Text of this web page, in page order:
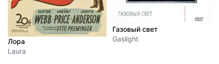
Лора
Laura
Газовый свет
Gaslight